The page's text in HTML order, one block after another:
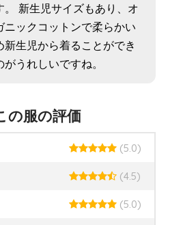
。 新生児サイズもあり、オ
ニックコットンで柔らかい
新生児から着ることができ
がうれしいですね。
の服の評価
(5.0)
(4.5)
(5.0)